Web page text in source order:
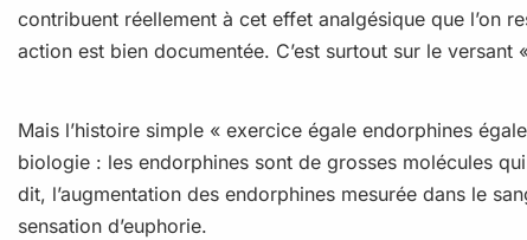
contribuent réellement à cet effet analgésique que l’on
action est bien documentée. C’est surtout sur le versant
Mais l’histoire simple « exercice égale endorphines
biologie : les endorphines sont de grosses molécules
dit, l’augmentation des endorphines mesurée dans le
sensation d’euphorie.